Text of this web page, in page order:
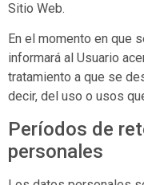
Sitio Web.
En el momento en que
informará al Usuario
tratamiento a que se
decir, del uso o usos
Períodos de
personales